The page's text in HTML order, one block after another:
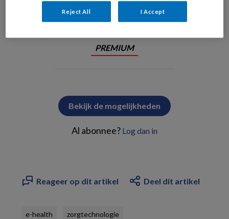
benadrukken dat
PREMIUM
Bekijk de mogelijkheden
Al abonnee? Log dan in
Reageer op dit artikel Deel dit artikel
e-health zorgtechnologie
Reject All I Accept